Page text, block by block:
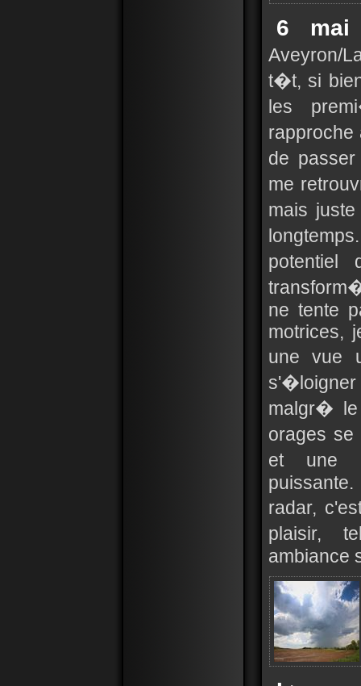
6
Aveyron/
t�t, si
les
de
me
mais
ne tente
motrices,
une vue
malgr� le
orages
et une
radar,
plaisir,
ambiance